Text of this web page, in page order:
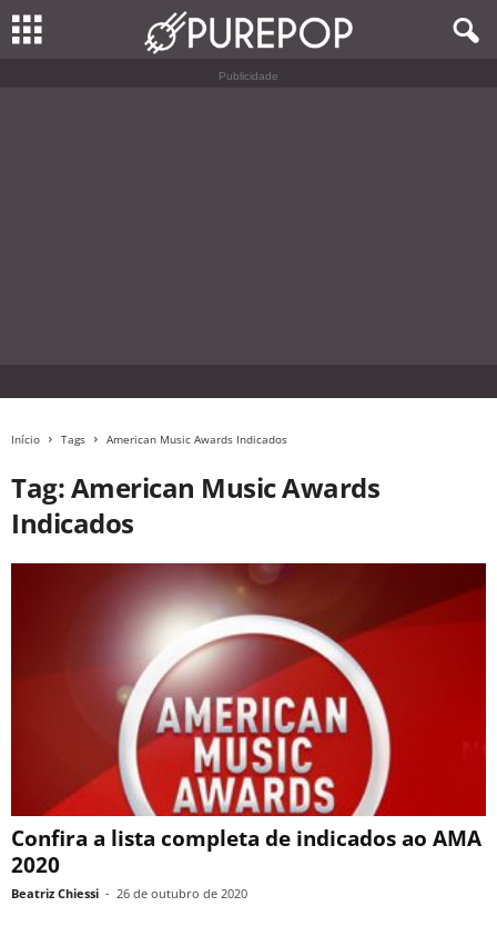
Publicidade
Início Tags American Music Awards Indicados
Tag: American Music Awards
Indicados
Confira a lista completa de indicados ao AMA
2020
Beatriz Chiessi - 26 de outubro de 2020